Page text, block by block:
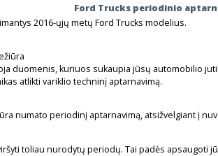
Ford Trucks periodinio
2016-ųjų metų Ford Trucks modelius.
duomenis, kuriuos sukaupia jūsų automobilio
atlikti variklio techninį aptarnavimą.
numato periodinį aptarnavimą, atsižvelgiant į
toliau nurodytų periodų. Tai padės apsaugoti